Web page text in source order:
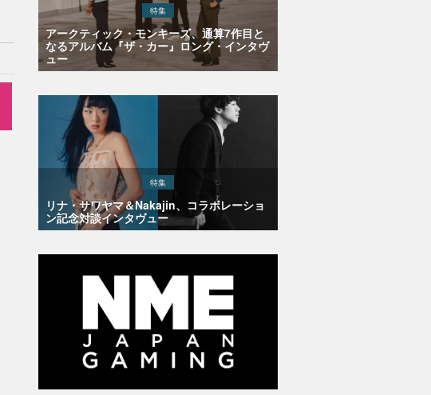
特集
アークティック・モンキーズ、通算7作目と
なるアルバム『ザ・カー』ロング・インタヴ
ュー
特集
リナ・サワヤマ＆Nakajin、コラボレーショ
ン記念対談インタヴュー